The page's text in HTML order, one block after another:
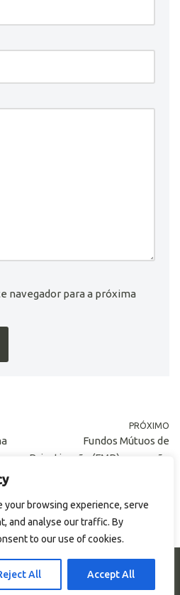
your browsing experience, serve
and analyse our traffic. By
to our use of cookies.
All Accept All
navegador para a próxima
PRÓXIMO
Fundos Mútuos de
Privatização (FMP): o que são
os direitos reservados.
de Privacidade